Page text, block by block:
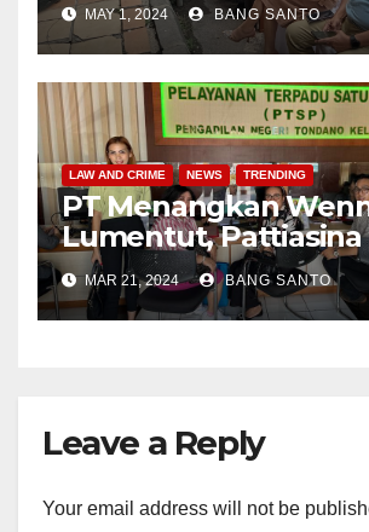
MAY 1, 2024 BANG SANTO
LAW AND CRIME NEWS TRENDING
PT Menangkan
Lumentut, Pattiasina
Putusan yang
MAR 21, 2024 BANG SANTO
Leave a Reply
Your email address will not be